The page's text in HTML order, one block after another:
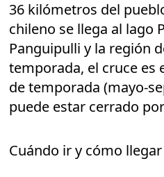
36 kilómetros del
chileno se llega al lago
Panguipulli y la región
temporada, el cruce es
de temporada (mayo-
puede estar cerrado
Cuándo ir y cómo llegar